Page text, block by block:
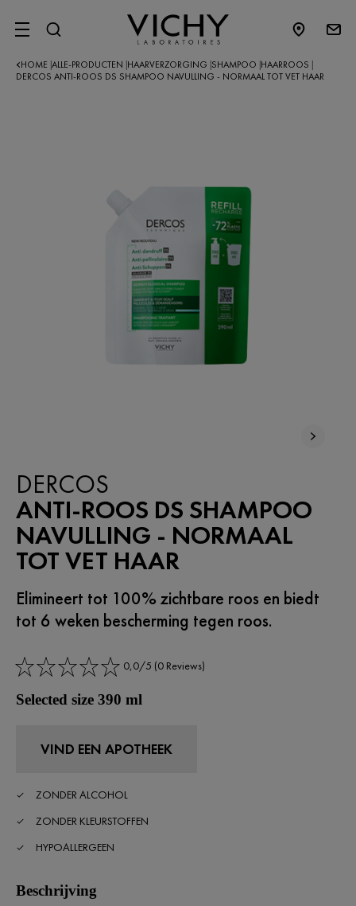
SITE MENU
HOME ALLE-PRODUCTEN HAARVERZORGING SHAMPOO HAARROOS
DERCOS ANTI-ROOS DS SHAMPOO NAVULLING - NORMAAL TOT VET HAAR
DERCOS
ANTI-ROOS DS SHAMPOO
NAVULLING - NORMAAL
TOT VET HAAR
Elimineert tot 100% zichtbare roos en biedt
tot 6 weken bescherming tegen roos.
0,0/5 (0 Reviews)
Selected size 390 ml
VIND EEN APOTHEEK
ZONDER ALCOHOL
ZONDER KLEURSTOFFEN
HYPOALLERGEEN
Beschrijving